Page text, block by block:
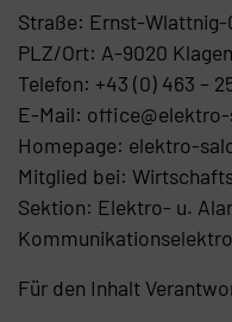
Straße: Ernst-Wlattnig-
PLZ/Ort: A-9020
Telefon: +43 (0) 463 –
E-Mail:
Homepage: elektro-
Mitglied bei:
Sektion: Elektro- u.
Für den Inhalt